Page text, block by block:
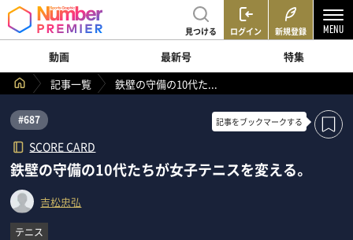
見つける ログイン 新規登録
動画 最新号
特集
記事一覧
鉄壁の守備の10代た...
#687
SCORE CARD
記事をブックマークする
鉄壁の守備の10代たちが女子テニスを変える。
吉松忠弘
テニス